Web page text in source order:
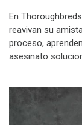
En
reavivan su
proceso,
asesinato